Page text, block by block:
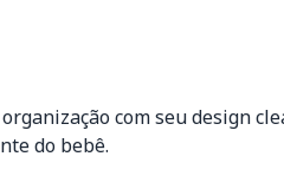
com seu design
do bebê.